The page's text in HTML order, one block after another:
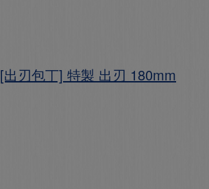
[出刃包丁] 特製 出刃 180mm